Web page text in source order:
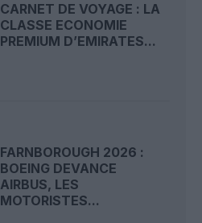
CARNET DE VOYAGE : LA
CLASSE ECONOMIE
PREMIUM D’EMIRATES...
FARNBOROUGH 2026 :
BOEING DEVANCE
AIRBUS, LES
MOTORISTES...